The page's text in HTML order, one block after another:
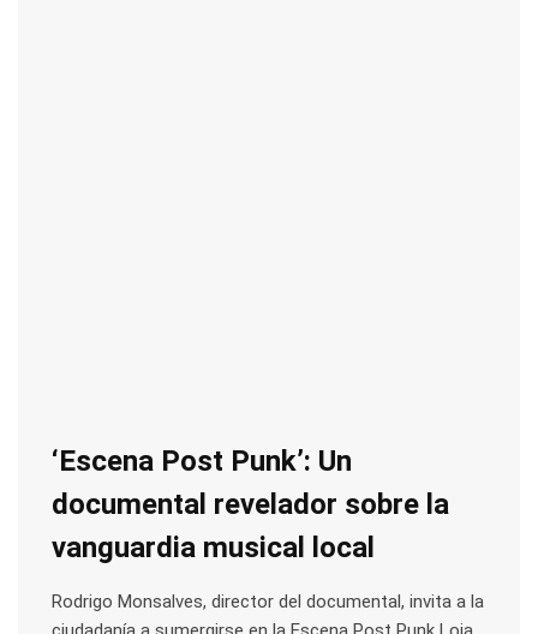
‘Escena Post Punk’: Un
documental revelador sobre la
vanguardia musical local
Rodrigo Monsalves, director del documental, invita a la